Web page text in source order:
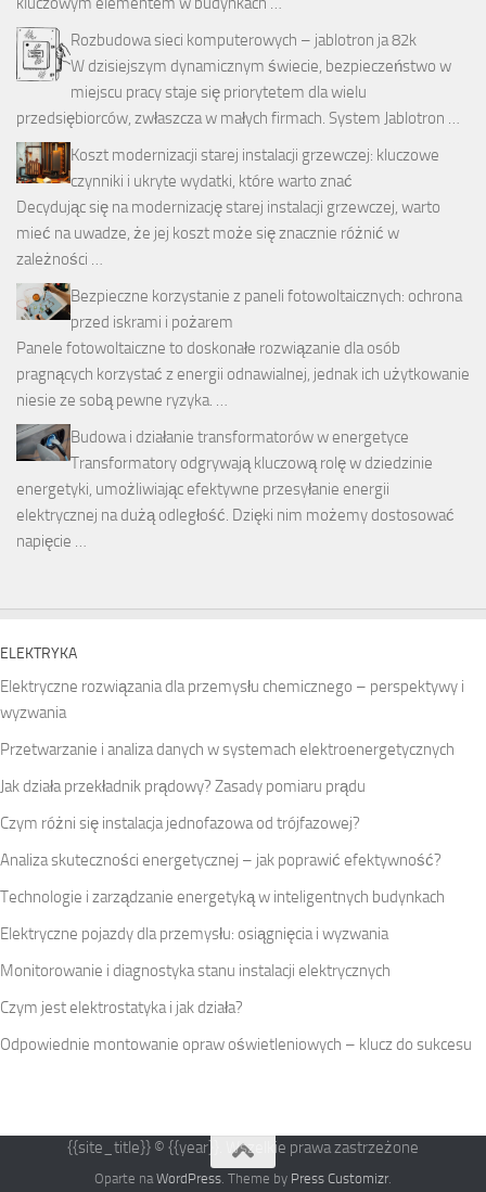
Rozbudowa sieci komputerowych – jablotron ja 82k
W dzisiejszym dynamicznym świecie, bezpieczeństwo w
miejscu pracy staje się priorytetem dla wielu
przedsiębiorców, zwłaszcza w małych firmach. System Jablotron …
Koszt modernizacji starej instalacji grzewczej: kluczowe
czynniki i ukryte wydatki, które warto znać
Decydując się na modernizację starej instalacji grzewczej, warto
mieć na uwadze, że jej koszt może się znacznie różnić w
zależności …
Bezpieczne korzystanie z paneli fotowoltaicznych: ochrona
przed iskrami i pożarem
Panele fotowoltaiczne to doskonałe rozwiązanie dla osób
pragnących korzystać z energii odnawialnej, jednak ich użytkowanie
niesie ze sobą pewne ryzyka. …
Budowa i działanie transformatorów w energetyce
Transformatory odgrywają kluczową rolę w dziedzinie
energetyki, umożliwiając efektywne przesyłanie energii
elektrycznej na dużą odległość. Dzięki nim możemy dostosować
napięcie …
ELEKTRYKA
Elektryczne rozwiązania dla przemysłu chemicznego – perspektywy i
wyzwania
Przetwarzanie i analiza danych w systemach elektroenergetycznych
Jak działa przekładnik prądowy? Zasady pomiaru prądu
Czym różni się instalacja jednofazowa od trójfazowej?
Analiza skuteczności energetycznej – jak poprawić efektywność?
Technologie i zarządzanie energetyką w inteligentnych budynkach
Elektryczne pojazdy dla przemysłu: osiągnięcia i wyzwania
Monitorowanie i diagnostyka stanu instalacji elektrycznych
Czym jest elektrostatyka i jak działa?
Odpowiednie montowanie opraw oświetleniowych – klucz do sukcesu
{{site_title}} © {{year}}. Wszelkie prawa zastrzeżone
Oparte naWordPress. Theme by Press Customizr.